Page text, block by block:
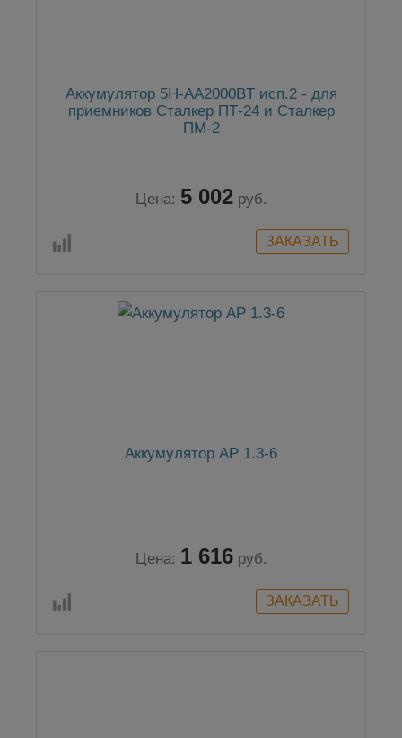
Аккумулятор 5H-AA2000BT исп.2 - для
приемников Сталкер ПТ-24 и Сталкер
ПМ-2
Цена: 5 002 руб.
Аккумулятор АР 1.3-6
Цена: 1 616 руб.